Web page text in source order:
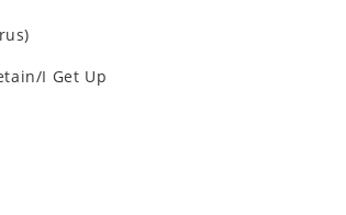
I Get Up